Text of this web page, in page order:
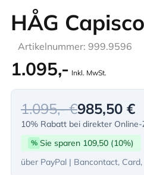
HÅG
Artikelnummer: 999.9596
1.095,- Inkl. MwSt.
1.095,- €985,50 €
10% Rabatt bei direkter Online-
% Sie sparen 109,50 (10%)
über PayPal | Bancontact,